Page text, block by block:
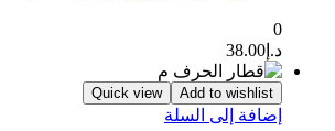
0
د.إ 38.00
Add to wishlist
Quick view
إضافة إلى السلة